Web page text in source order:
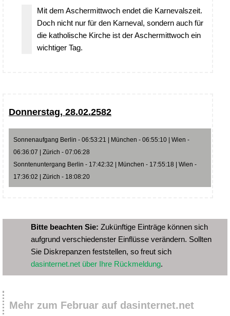
Mit dem Aschermittwoch endet die Karnevalszeit.
Doch nicht nur für den Karneval, sondern auch für
die katholische Kirche ist der Aschermittwoch ein
wichtiger Tag.
Donnerstag, 28.02.2582
Sonnenaufgang Berlin - 06:53:21 | München - 06:55:10 | Wien -
06:36:07 | Zürich - 07:06:28
Sonntenuntergang Berlin - 17:42:32 | München - 17:55:18 | Wien -
17:36:02 | Zürich - 18:08:20
Bitte beachten Sie: Zukünftige Einträge können sich
aufgrund verschiedenster Einflüsse verändern. Sollten
Sie Diskrepanzen feststellen, so freut sich
dasinternet.net über Ihre Rückmeldung.
Mehr zum Februar auf dasinternet.net